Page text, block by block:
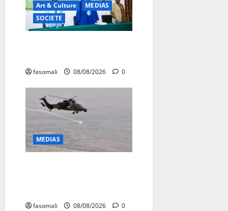
Art & Culture
MEDIAS
SOCIETE
fasomali 08/08/2026 0
MEDIAS
fasomali 08/08/2026 0